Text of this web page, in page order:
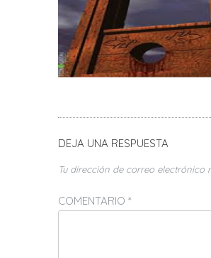
DEJA UNA RESPUESTA
Tu dirección de correo electrónico
COMENTARIO *